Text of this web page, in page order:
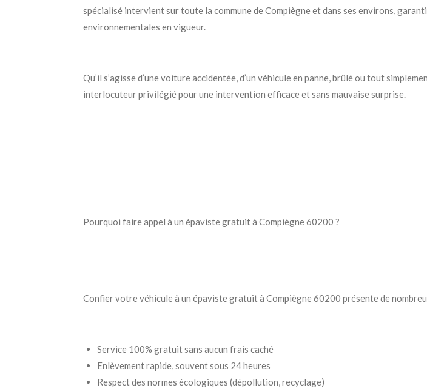
spécialisé intervient sur toute la commune de Compiègne et dans ses environs,
environnementales en vigueur.
Qu’il s’agisse d’une voiture accidentée, d’un véhicule en panne, brûlé ou tout
interlocuteur privilégié pour une intervention efficace et sans mauvaise surprise.
Pourquoi faire appel à un épaviste gratuit à Compiègne 60200 ?
Confier votre véhicule à un épaviste gratuit à Compiègne 60200 présente de
Service 100% gratuit sans aucun frais caché
Enlèvement rapide, souvent sous 24 heures
Respect des normes écologiques (dépollution, recyclage)